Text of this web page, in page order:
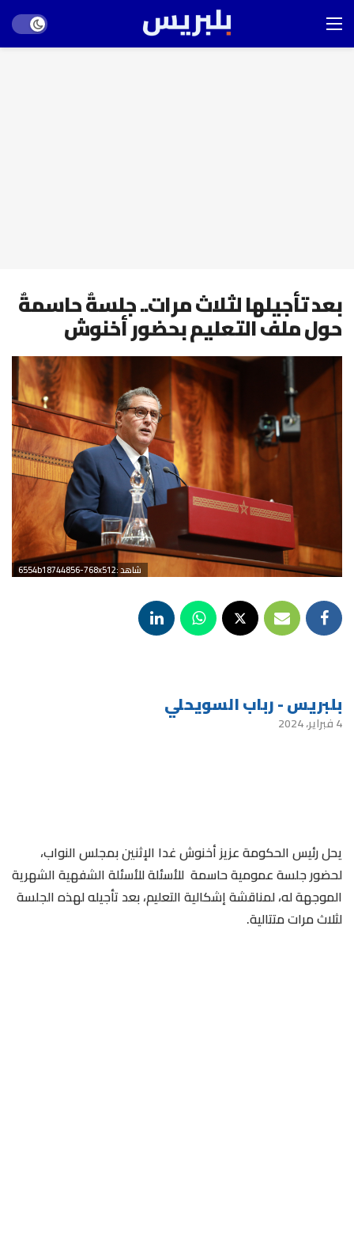
mode
بعد تأجيلها لثلاث مرات.. جلسةٌ حاسمةٌ
حول ملف التعليم بحضور أخنوش
شاهد :6554b18744856-768x512
بلبريس - رباب السويحلي
4 فبراير، 2024
يحل رئيس الحكومة عزيز أخنوش غدا الإثنين بمجلس النواب،
لحضور جلسة عمومية حاسمة للأسئلة للأسئلة الشفهية الشهرية
الموجهة له، لمناقشة إشكالية التعليم، بعد تأجيله لهذه الجلسة
لثلاث مرات متتالية.